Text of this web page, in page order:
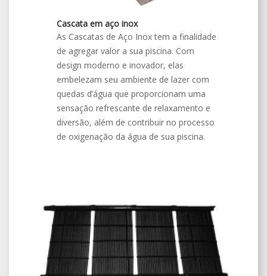
Cascata em aço inox
As Cascatas de Aço Inox tem a finalidade
de agregar valor a sua piscina. Com
design moderno e inovador, elas
embelezam seu ambiente de lazer com
quedas d’água que proporcionam uma
sensação refrescante de relaxamento e
diversão, além de contribuir no processo
de oxigenação da água de sua piscina.